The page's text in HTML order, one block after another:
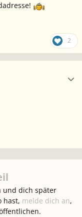
2
und dich später
hast, melde dich an,